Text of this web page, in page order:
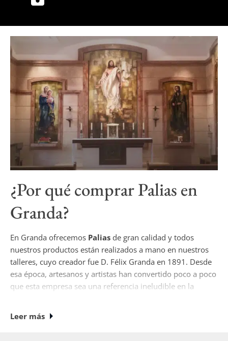
¿Por qué comprarPalias en
Granda?
En Granda ofrecemos Palias de gran calidad y todos
nuestros productos están realizados a mano en nuestros
talleres, cuyo creador fue D. Félix Granda en 1891. Desde
esa época, artesanos y artistas han convertido poco a poco
que esta empresa sea una referencia ineludible en la
Actualmente si desea comprar
Leer más